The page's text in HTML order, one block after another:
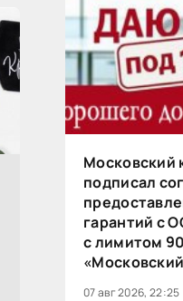
Московский
подписал
гарантий с
с лимитом
07 авг 2026, 22:25